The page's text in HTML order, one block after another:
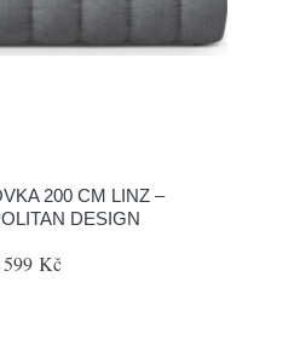
200 CM LINZ –
DESIGN
599 Kč